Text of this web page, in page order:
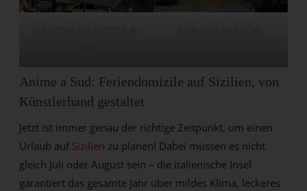
Anime a Sud: Feriendomizile auf Sizilien, von
Künstlerhand gestaltet
Jetzt ist immer genau der richtige Zeitpunkt, um einen
Urlaub auf Sizilien zu planen! Dabei müssen es nicht
gleich Juli oder August sein – die italienische Insel
garantiert das gesamte Jahr über mildes Klima, leckeres